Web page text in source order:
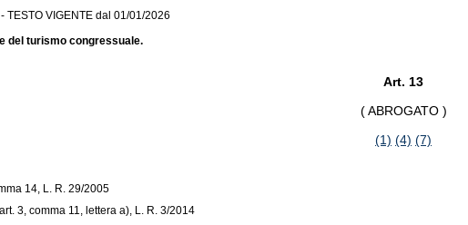
VIGENTE dal 01/01/2026
del turismo congressuale.
Art. 13
( ABROGATO )
(1) (4) (7)
14, L. R. 29/2005
3, comma 11, lettera a), L. R. 3/2014